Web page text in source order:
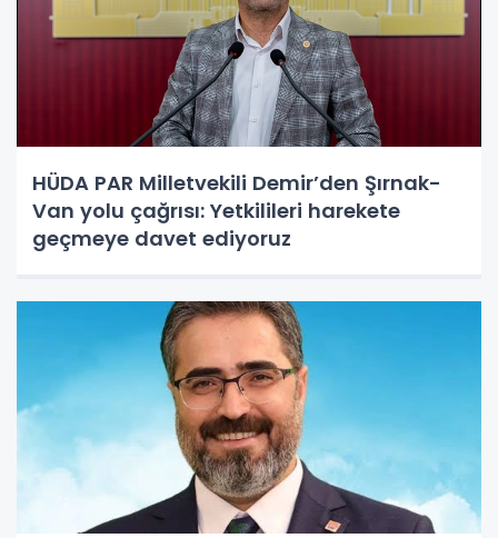
HÜDA PAR Milletvekili Demir’den Şırnak-
Van yolu çağrısı: Yetkilileri harekete
geçmeye davet ediyoruz